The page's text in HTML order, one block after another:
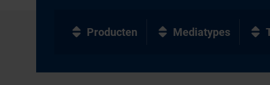
Producten Mediatypes